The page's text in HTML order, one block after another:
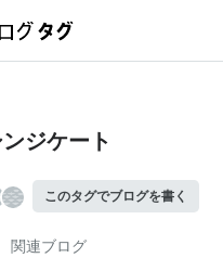
ジケート
このタグでブログを書く
関連ブログ